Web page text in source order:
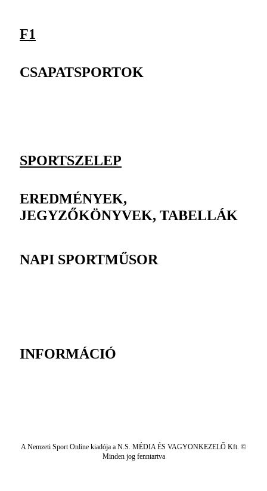
F1
CSAPATSPORTOK
SPORTSZELEP
EREDMÉNYEK,
JEGYZŐKÖNYVEK, TABELLÁK
NAPI SPORTMŰSOR
INFORMÁCIÓ
A Nemzeti Sport Online kiadója a N.S. MÉDIA ÉS VAGYONKEZELŐ Kft. ©
Minden jog fenntartva